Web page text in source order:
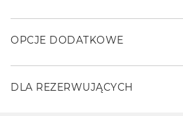
OPCJE DODATKOWE
DLA REZERWUJĄCYCH